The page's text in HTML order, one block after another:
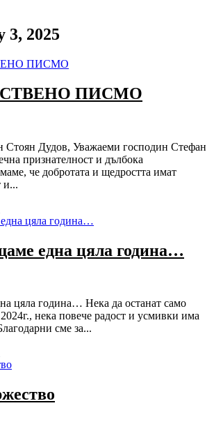
3, 2025
ПИСМО
Стоян Дудов, Уважаеми господин Стефан
признателност и дълбока
че добротата и щедростта имат
и...
една цяла година…
цяла година… Нека да останат само
нека повече радост и усмивки има
сме за...